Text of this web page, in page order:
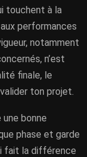
touchent à la
performances
notamment
n’est
finale, le
ton projet.
bonne
phase et garde
fait la différence